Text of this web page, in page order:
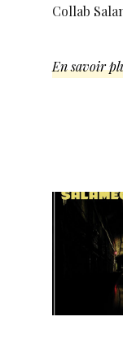
Collab
En savoir